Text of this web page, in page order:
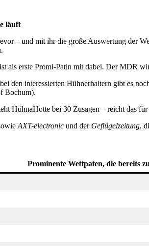
läuft
– und mit ihr die große Auswertung der
als erste Promi-Patin mit dabei. Der MDR
den interessierten Hühnerhaltern gibt es
Bochum).
HühnaHotte bei 30 Zusagen – reicht das für
AXT-electronic und der Geflügelzeitung,
Prominente Wettpaten, die bereits